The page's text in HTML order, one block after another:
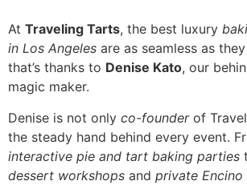
At Traveling Tarts, the best luxury
in Los Angeles are as seamless as
that’s thanks to Denise Kato, our
magic maker.
Denise is not only co-founderof
the steady hand behind every event.
interactive pie and tart baking parties
dessert workshops and private